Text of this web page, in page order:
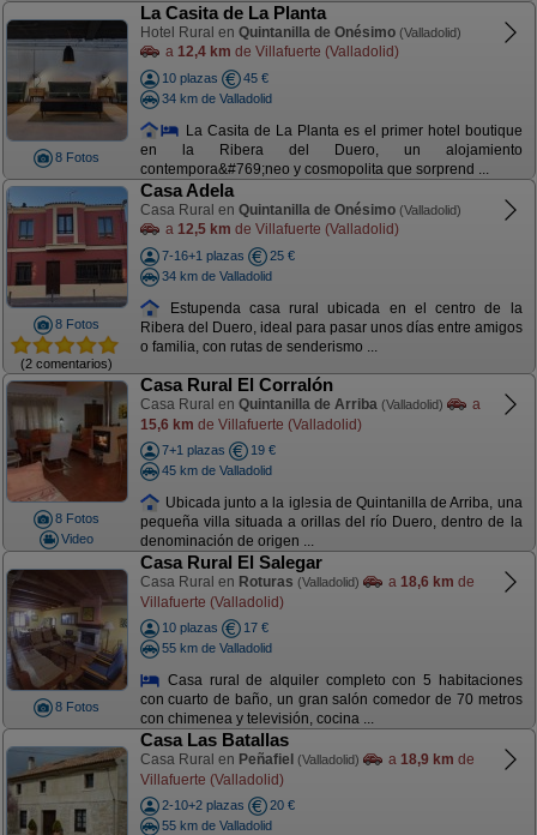
8 Fotos
La Casita de La Planta
Hotel Rural en Quintanilla de Onésimo (Valladolid)
a 12,4 km de Villafuerte (Valladolid)
10 plazas
45 €
34 km de Valladolid
La Casita de La Planta es el primer hotel boutique
en la Ribera del Duero, un alojamiento
contempora&#769;neo y cosmopolita que sorprend ...
8 Fotos
(2 comentarios)
Casa Adela
Casa Rural en Quintanilla de Onésimo (Valladolid)
a 12,5 km de Villafuerte (Valladolid)
7-16+1 plazas
25 €
34 km de Valladolid
Estupenda casa rural ubicada en el centro de la
Ribera del Duero, ideal para pasar unos días entre amigos
o familia, con rutas de senderismo ...
8 Fotos
Video
Casa Rural El Corralón
Casa Rural en Quintanilla de Arriba (Valladolid)
a
15,6 km de Villafuerte (Valladolid)
7+1 plazas
19 €
45 km de Valladolid
Ubicada junto a la iglesia de Quintanilla de Arriba, una
pequeña villa situada a orillas del río Duero, dentro de la
denominación de origen ...
8 Fotos
Casa Rural El Salegar
Casa Rural en Roturas (Valladolid) a 18,6 km de
Villafuerte (Valladolid)
10 plazas
17 €
55 km de Valladolid
Casa rural de alquiler completo con 5 habitaciones
con cuarto de baño, un gran salón comedor de 70 metros
con chimenea y televisión, cocina ...
Casa Las Batallas
Casa Rural en Peñafiel (Valladolid) a 18,9 km de
Villafuerte (Valladolid)
2-10+2 plazas
20 €
55 km de Valladolid